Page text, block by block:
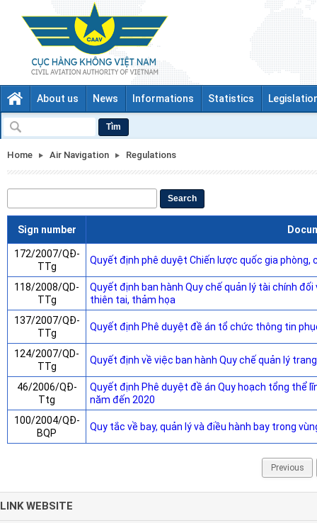
About us News Informations Statistics
Tìm
Home Air Navigation Regulations
Search
Sign number
172/2007/QĐ-
TTg
Quyết định phê duyệt Chiến lược quốc gia
118/2008/QD-
TTg
Quyết định ban hành Quy chế quản lý tài chính
thiên tai, thảm họa
137/2007/QĐ-
TTg
Quyết định Phê duyệt đề án tổ chức thông tin
124/2007/QD-
TTg
Quyết định về việc ban hành Quy chế quản lý
46/2006/QĐ-
Ttg
Quyết định Phê duyệt đề án Quy hoạch tổng thể
năm đến 2020
100/2004/QĐ-
BQP
Quy tắc về bay, quản lý và điều hành bay trong
Previous
LINK WEBSITE